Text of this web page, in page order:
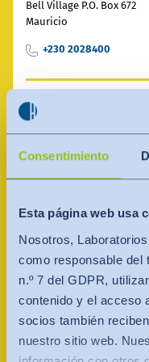
Consentimiento
Esta página web usa
Nosotros,
como responsable del
n.º 7 del GDPR,
contenido y el acceso
socios también
nuestro sitio web.
English
Tiếng Việt
Indonesia
English
中国
Bell Village P.O. Box 672
Mauricio
+230 2028400
Persona de